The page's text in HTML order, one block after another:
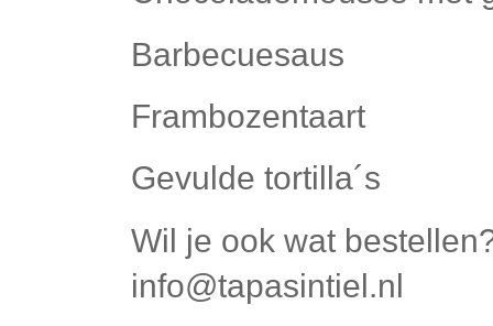
Barbecuesaus
Frambozentaart
Gevulde tortilla´s
Wil je ook wat
info@tapasintiel.nl